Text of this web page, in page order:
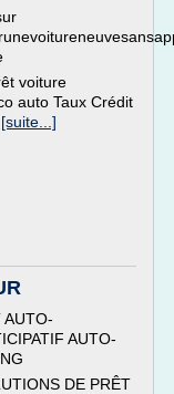
voiture
auto Taux Crédit
[suite...]
AUTO-
AUTO-
DE PRÊT